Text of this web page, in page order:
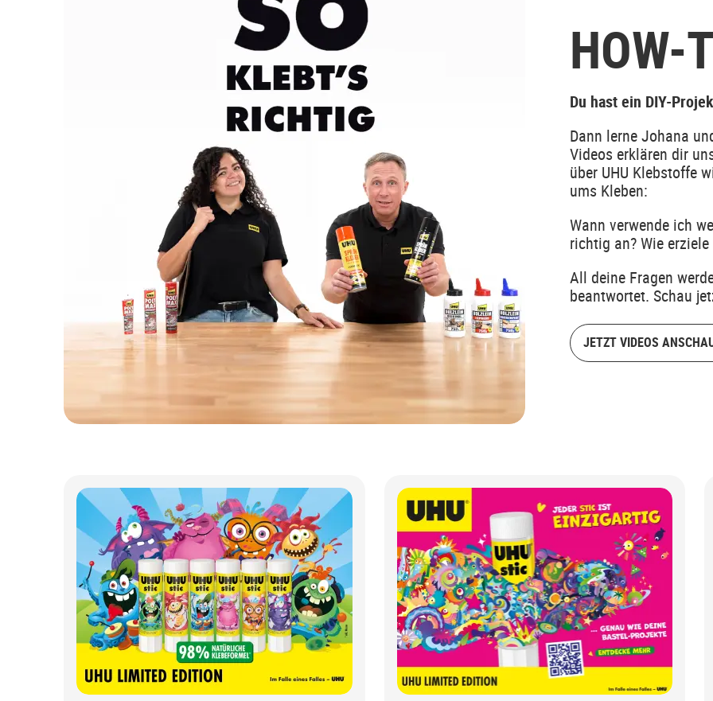
HOW-
Du hast ein DIY-
Dann lerne Johana
Videos erklären dir
über UHU Klebstoffe
ums Kleben:
Wann verwende ich
richtig an? Wie
All deine Fragen
beantwortet. Schau
JETZT VIDEOS